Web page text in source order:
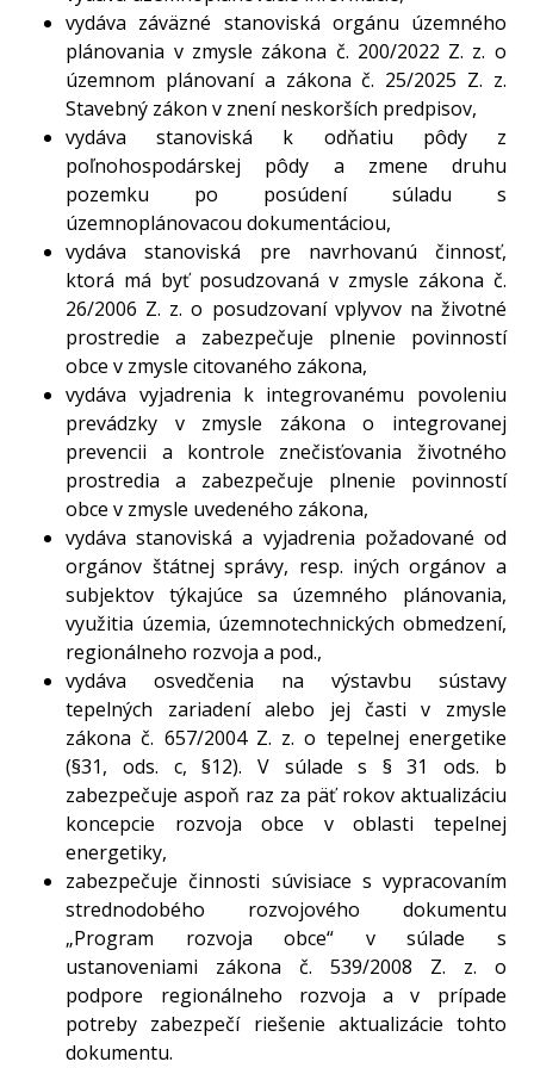
vydáva záväzné stanoviská orgánu územného
plánovania v zmysle zákona č. 200/2022 Z. z. o
územnom plánovaní a zákona č. 25/2025 Z. z.
Stavebný zákon v znení neskorších predpisov,
vydáva stanoviská k odňatiu pôdy z
poľnohospodárskej pôdy a zmene druhu
pozemku po posúdení súladu s
územnoplánovacou dokumentáciou,
vydáva stanoviská pre navrhovanú činnosť,
ktorá má byť posudzovaná v zmysle zákona č.
26/2006 Z. z. o posudzovaní vplyvov na životné
prostredie a zabezpečuje plnenie povinností
obce v zmysle citovaného zákona,
vydáva vyjadrenia k integrovanému povoleniu
prevádzky v zmysle zákona o integrovanej
prevencii a kontrole znečisťovania životného
prostredia a zabezpečuje plnenie povinností
obce v zmysle uvedeného zákona,
vydáva stanoviská a vyjadrenia požadované od
orgánov štátnej správy, resp. iných orgánov a
subjektov týkajúce sa územného plánovania,
využitia územia, územnotechnických obmedzení,
regionálneho rozvoja a pod.,
vydáva osvedčenia na výstavbu sústavy
tepelných zariadení alebo jej časti v zmysle
zákona č. 657/2004 Z. z. o tepelnej energetike
(§31, ods. c, §12). V súlade s § 31 ods. b
zabezpečuje aspoň raz za päť rokov aktualizáciu
koncepcie rozvoja obce v oblasti tepelnej
energetiky,
zabezpečuje činnosti súvisiace s vypracovaním
strednodobého rozvojového dokumentu
„Program rozvoja obce“ v súlade s
ustanoveniami zákona č. 539/2008 Z. z. o
podpore regionálneho rozvoja a v prípade
potreby zabezpečí riešenie aktualizácie tohto
dokumentu.